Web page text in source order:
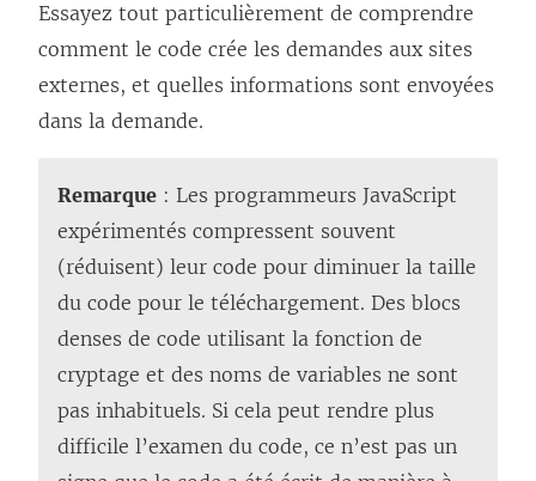
Essayez tout particulièrement de comprendre
comment le code crée les demandes aux sites
externes, et quelles informations sont envoyées
dans la demande.
Remarque : Les programmeurs JavaScript
expérimentés compressent souvent
(réduisent) leur code pour diminuer la taille
du code pour le téléchargement. Des blocs
denses de code utilisant la fonction de
cryptage et des noms de variables ne sont
pas inhabituels. Si cela peut rendre plus
difficile l’examen du code, ce n’est pas un